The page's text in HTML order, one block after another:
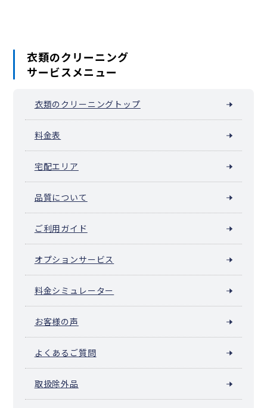
衣類のクリーニング
サービスメニュー
衣類のクリーニングトップ
料金表
宅配エリア
品質について
ご利用ガイド
オプションサービス
料金シミュレーター
お客様の声
よくあるご質問
取扱除外品